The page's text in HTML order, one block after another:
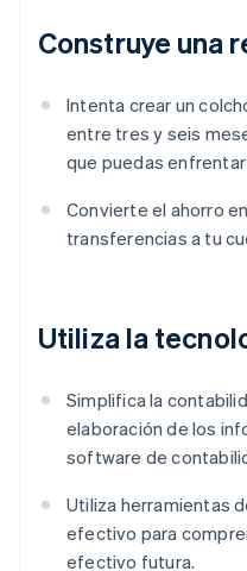
Construye una
Intenta crear un
entre tres y seis
que puedas
Convierte el ahorro
transferencias a tu
Utiliza la
Simplifica la
elaboración de los
software de
Utiliza herramientas
efectivo para
efectivo futura.